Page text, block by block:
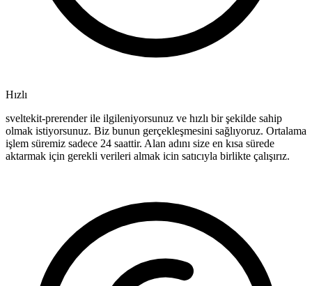
Hızlı
sveltekit-prerender ile ilgileniyorsunuz ve hızlı bir şekilde sahip
olmak istiyorsunuz. Biz bunun gerçekleşmesini sağlıyoruz. Ortalama
işlem süremiz sadece 24 saattir. Alan adını size en kısa sürede
aktarmak için gerekli verileri almak icin satıcıyla birlikte çalışırız.